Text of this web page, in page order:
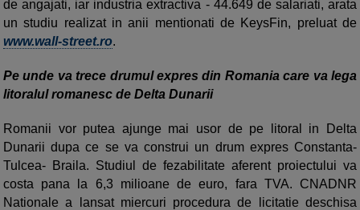
de angajati, iar industria extractiva - 44.649 de salariati, arata
un studiu realizat in anii mentionati de KeysFin, preluat de
www.wall-street.ro.
Pe unde va trece drumul expres din Romania care va lega
litoralul romanesc de Delta Dunarii
Romanii vor putea ajunge mai usor de pe litoral in Delta
Dunarii dupa ce se va construi un drum expres Constanta-
Tulcea- Braila. Studiul de fezabilitate aferent proiectului va
costa pana la 6,3 milioane de euro, fara TVA. CNADNR
Nationale a lansat miercuri procedura de licitatie deschisa